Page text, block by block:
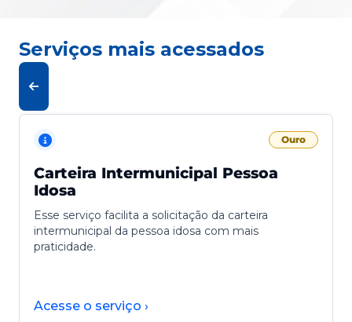
Serviços mais acessados
Ouro
Carteira Intermunicipal Pessoa
Idosa
Esse serviço facilita a solicitação da carteira
intermunicipal da pessoa idosa com mais
praticidade.
Acesse o serviço ›